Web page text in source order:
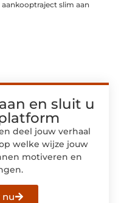
aankooptraject slim aan
en sluit u
deel jouw verhaal
welke wijze jouw
motiveren en
nu